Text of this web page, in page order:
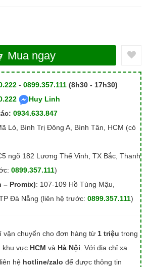
Mua ngay
- 0899.357.111 (8h30 - 17h30)
Huy Linh
0934.633.847
Lò, Bình Trị Đông A, Bình Tân, HCM (có
ngõ 182 Lương Thế Vinh, TX Bắc, Thanh
0899.357.111)
– Promix): 107-109 Hồ Tùng Mậu,
Đà Nẵng (liên hệ trước: 0899.357.111)
vận chuyển cho đơn hàng từ 1 triệu trong
khu vực HCM và Hà Nội. Với địa chỉ xa
hệ hotline/zalo để được thông tin